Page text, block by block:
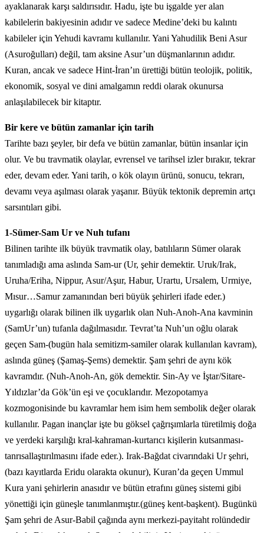
ayaklanarak karşı saldırısıdır. Hadu, işte bu işgalde yer alan
kabilelerin bakiyesinin adıdır ve sadece Medine’deki bu kalıntı
kabileler için Yehudi kavramı kullanılır. Yani Yahudilik Beni Asur
(Asuroğulları) değil, tam aksine Asur’un düşmanlarının adıdır.
Kuran, ancak ve sadece Hint-İran’ın ürettiği bütün teolojik, politik,
ekonomik, sosyal ve dini amalgamın reddi olarak okunursa
anlaşılabilecek bir kitaptır.
Bir kere ve bütün zamanlar için tarih
Tarihte bazı şeyler, bir defa ve bütün zamanlar, bütün insanlar için
olur. Ve bu travmatik olaylar, evrensel ve tarihsel izler bırakır, tekrar
eder, devam eder. Yani tarih, o kök olayın ürünü, sonucu, tekrarı,
devamı veya aşılması olarak yaşanır. Büyük tektonik depremin artçı
sarsıntıları gibi.
1-Sümer-Sam Ur ve Nuh tufanı
Bilinen tarihte ilk büyük travmatik olay, batılıların Sümer olarak
tanımladığı ama aslında Sam-ur (Ur, şehir demektir. Uruk/Irak,
Uruha/Eriha, Nippur, Asur/Aşur, Habur, Urartu, Ursalem, Urmiye,
Mısur…Samur zamanından beri büyük şehirleri ifade eder.)
uygarlığı olarak bilinen ilk uygarlık olan Nuh-Anoh-Ana kavminin
(SamUr’un) tufanla dağılmasıdır. Tevrat’ta Nuh’un oğlu olarak
geçen Sam-(bugün hala semitizm-samiler olarak kullanılan kavram),
aslında güneş (Şamaş-Şems) demektir. Şam şehri de aynı kök
kavramdır. (Nuh-Anoh-An, gök demektir. Sin-Ay ve İştar/Sitare-
Yıldızlar’da Gök’ün eşi ve çocuklarıdır. Mezopotamya
kozmogonisinde bu kavramlar hem isim hem sembolik değer olarak
kullanılır. Pagan inançlar işte bu göksel çağrışımlarla türetilmiş doğa
ve yerdeki karşılığı kral-kahraman-kurtarıcı kişilerin kutsanması-
tanrısallaştırılmasını ifade eder.). Irak-Bağdat civarındaki Ur şehri,
(bazı kayıtlarda Eridu olarakta okunur), Kuran’da geçen Ummul
Kura yani şehirlerin anasıdır ve bütün etrafını güneş sistemi gibi
yönettiği için güneşle tanımlanmıştır.(güneş kent-başkent). Bugünkü
Şam şehri de Asur-Babil çağında aynı merkezi-payitaht rolündedir